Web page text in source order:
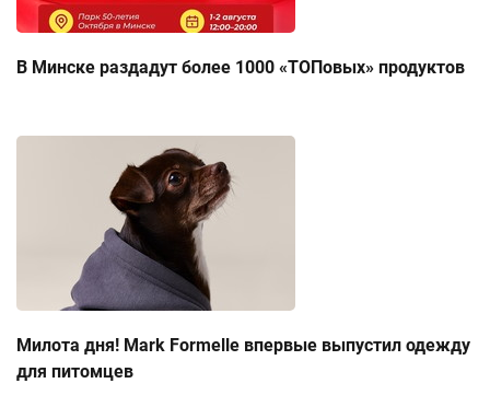
В Минске раздадут более 1000 «ТОПовых» продуктов
Милота дня! Mark Formelle впервые выпустил одежду
для питомцев